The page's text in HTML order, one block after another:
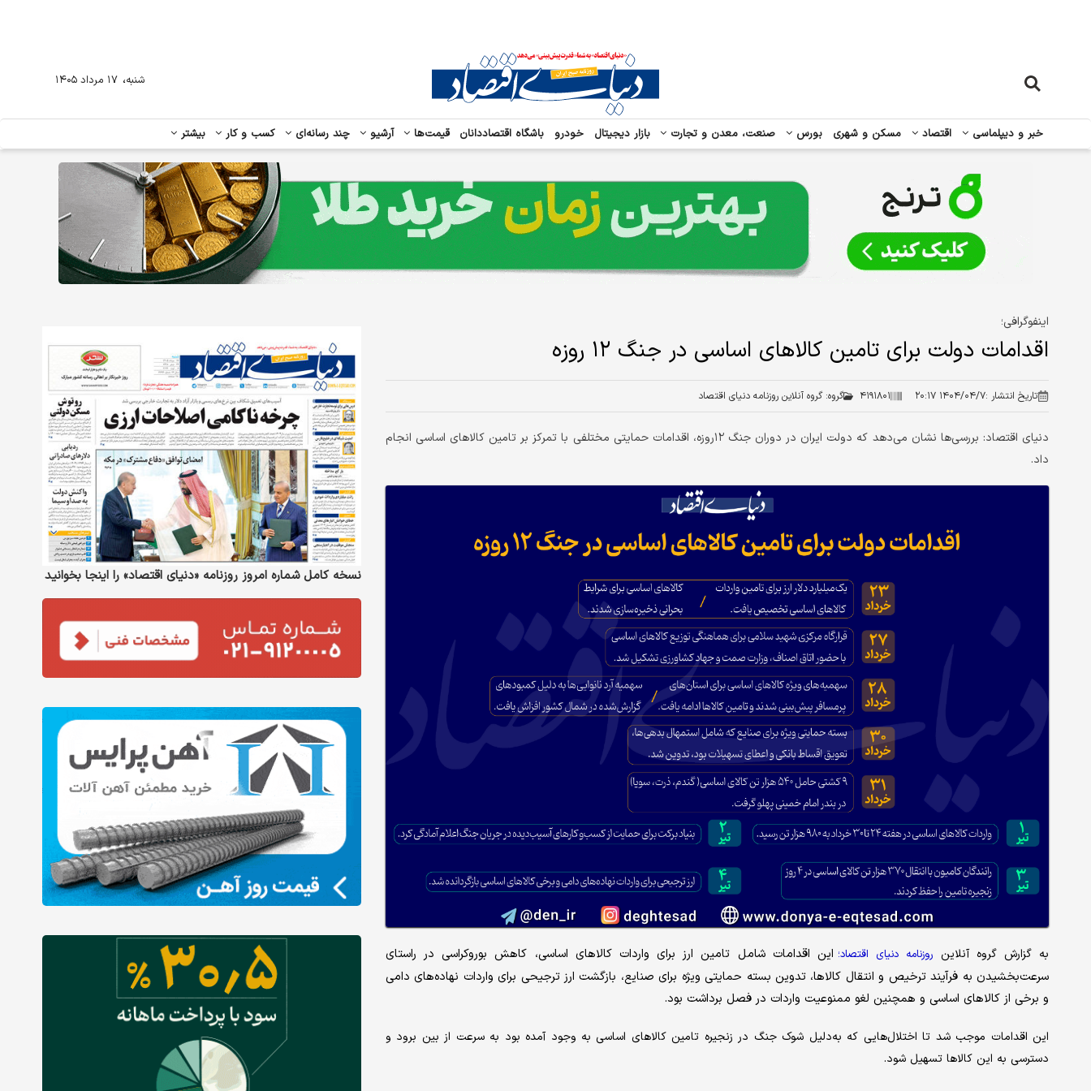
خبر و دیپلماسی اقتصاد مسکن و شهری بورس صنعت، معدن و تجارت بازار دیجیتال خودرو باشگاه اقتصاددانان قیمت‌ها آرشیو چند رسانه‌ای کسب و کار بیشتر
شنبه، ۱۷ مرداد ۱۴۰۵
اینفوگرافی؛
اقدامات دولت برای تامین کالاهای اساسی در جنگ ۱۲ روزه
تاریخ انتشار :۱۴۰۴/۰۴/۷ ۲۰:۱۷ ۴۱۹۱۸۰۱ گروه: گروه آنلاین روزنامه دنیای اقتصاد
دنیای اقتصاد: بررسی‌ها نشان می‌دهد که دولت ایران در دوران جنگ ۱۲روزه، اقدامات حمایتی مختلفی با تمرکز بر تامین کالاهای اساسی انجام
داد.
به گزارش گروه آنلاین روزنامه دنیای اقتصاد؛ این اقدامات شامل تامین ارز برای واردات کالاهای اساسی، کاهش بوروکراسی در راستای
سرعت‌بخشیدن به فرآیند ترخیص و انتقال‌ کالاها، تدوین بسته حمایتی ویژه برای صنایع، بازگشت ارز ترجیحی برای واردات نهاده‌های دامی
و برخی از کالاهای اساسی و همچنین لغو ممنوعیت واردات در فصل برداشت بود.
این اقدامات موجب شد تا اختلال‌‌هایی که به‌دلیل شوک جنگ در زنجیره تامین کالاهای اساسی به وجود آمده بود به سرعت از بین برود و
دسترسی به این کالاها تسهیل شود.
نسخه کامل شماره امروز روزنامه «دنیای‌ اقتصاد» را اینجا بخوانید